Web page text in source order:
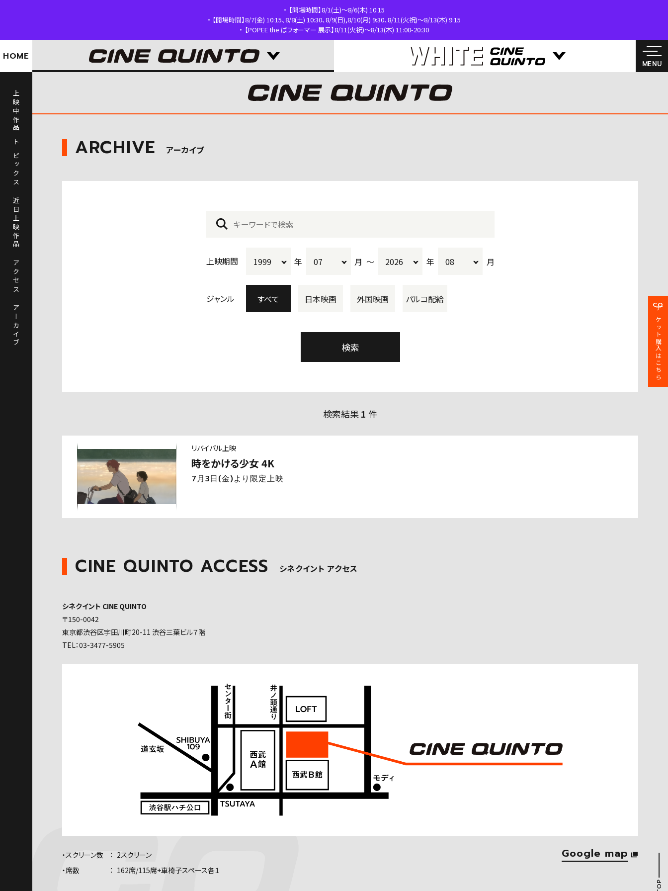
【開場時間】8/1(土)～8/6(木) 10:15
【開場時間】8/7(金) 10:15、8/8(土) 10:30、8/9(日),8/10(月) 9:30、8/11(火祝)～8/13(木) 9:15
【POPEE the ぱフォーマー 展示】8/11(火祝)～8/13(木) 11:00-20:30
HOME
MENU
上映中作品
トピックス
近日上映作品
アクセス
アーカイブ CQ
チケット購入はこちら
ARCHIVE アーカイブ
上映期間 年 月 〜 年 月
ジャンル すべて 日本映画 外国映画 パルコ配給
検索結果1 件
リバイバル上映
時をかける少女 4K
7月3日(金)より限定上映
CINE QUINTO ACCESS シネクイント アクセス
シネクイント CINE QUINTO
〒150-0042
東京都渋谷区宇田川町20-11 渋谷三葉ビル７階
TEL：03-3477-5905
・スクリーン数
2スクリーン
・席数
162席/115席+車椅子スペース各１
Google map